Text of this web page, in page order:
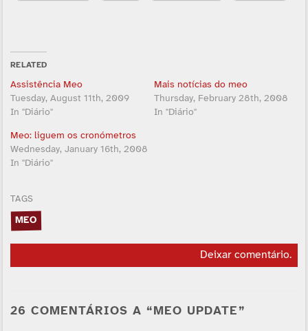
RELATED
Assistência Meo
Tuesday, August 11th, 2009
In "Diário"
Mais notí­cias do meo
Thursday, February 28th, 2008
In "Diário"
Meo: liguem os cronómetros
Wednesday, January 16th, 2008
In "Diário"
TAGS
MEO
Deixar comentário.
26 COMENTÁRIOS A “MEO UPDATE”